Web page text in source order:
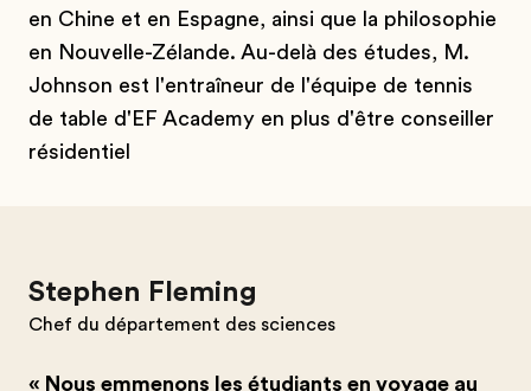
en Chine et en Espagne, ainsi que la philosophie
en Nouvelle-Zélande. Au-delà des études, M.
Johnson est l'entraîneur de l'équipe de tennis
de table d'EF Academy en plus d'être conseiller
résidentiel
Stephen Fleming
Chef du département des sciences
« Nous emmenons les étudiants en voyage au